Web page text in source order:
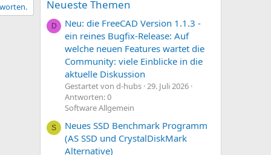
Neueste Themen
D
Neu: die FreeCAD Version 1.1.3 -
ein reines Bugfix-Release: Auf
welche neuen Features wartet die
Community: viele Einblicke in die
aktuelle Diskussion
Gestartet von d-hubs 29. Juli 2026
Antworten: 0
Software Allgemein
S
Neues SSD Benchmark Programm
(AS SSD und CrystalDiskMark
Alternative)